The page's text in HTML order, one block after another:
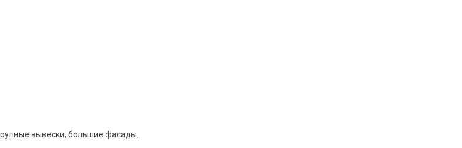
вывески, большие фасады.